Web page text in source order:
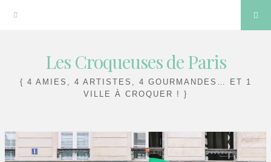
Les Croqueuses de Paris
{ 4 AMIES, 4 ARTISTES, 4 GOURMANDES… ET 1
VILLE À CROQUER ! }